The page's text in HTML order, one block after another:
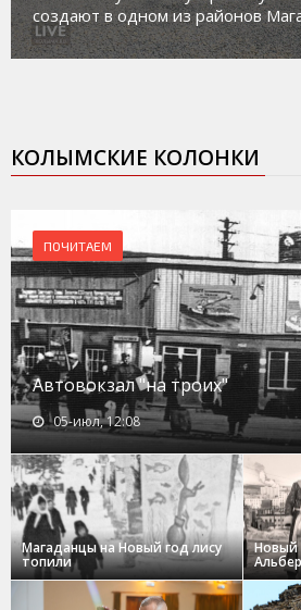
социального риска
КОЛЫМСКИЕ КОЛОНКИ
ПОЧИТАЕМ
Автовокзал "на троих"
05-июл, 12:08
Магаданцы на Новый год лису
топили
Новый